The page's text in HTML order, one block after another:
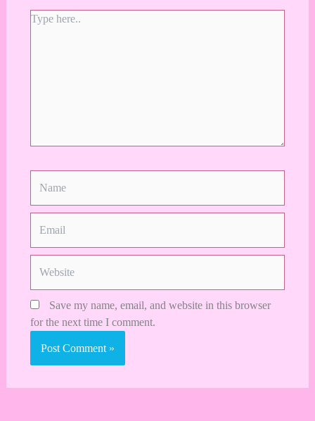
Type
Save my name, email, and website in this browser
for the next time I comment.